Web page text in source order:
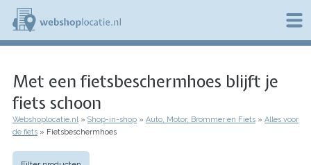
Overslaan
naar
de
b
s
h
p
l
o
Met een fietsbeschermhoes blijft je
fiets schoon
Kruimelpad
Webshoplocatie.nl Shop-in-shop Auto, Motor, Brommer en Fiets
Alles voor
de fiets
Fietsbeschermhoes